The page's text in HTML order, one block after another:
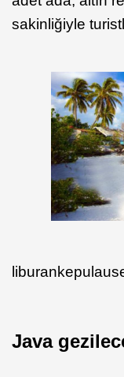
sakinliğiyle
Java